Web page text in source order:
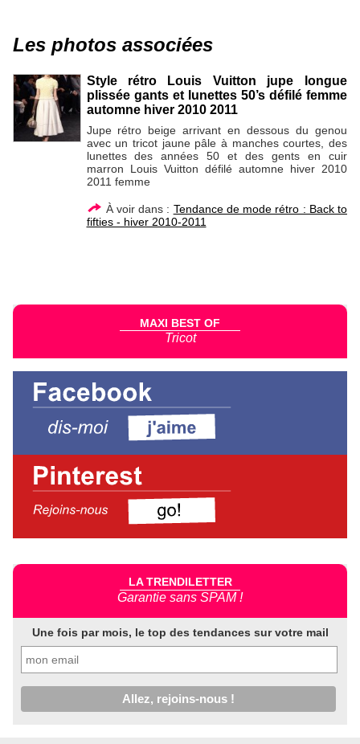
Les photos associées
Style rétro Louis Vuitton jupe longue
plissée gants et lunettes 50’s défilé femme
automne hiver 2010 2011
Jupe rétro beige arrivant en dessous du genou
avec un tricot jaune pâle à manches courtes, des
lunettes des années 50 et des gents en cuir
marron Louis Vuitton défilé automne hiver 2010
2011 femme
À voir dans : Tendance de mode rétro : Back to
fifties - hiver 2010-2011
MAXI BEST OF
Tricot
LA TRENDILETTER
Garantie sans SPAM !
Une fois par mois, le top des tendances sur votre mail